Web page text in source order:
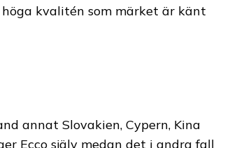
kvalitén som märket är känt
annat Slovakien, Cypern, Kina
Ecco själv medan det i andra fall